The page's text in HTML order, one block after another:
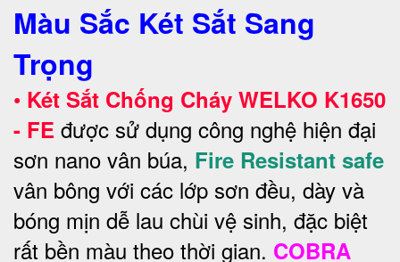
Màu Sắc Két Sắt Sang
Trọng
• Két Sắt Chống Cháy WELKO K1650
- FE được sử dụng công nghệ hiện đại
sơn nano vân búa, Fire Resistant safe
vân bông với các lớp sơn đều, dày và
bóng mịn dễ lau chùi vệ sinh, đặc biệt
rất bền màu theo thời gian. COBRA